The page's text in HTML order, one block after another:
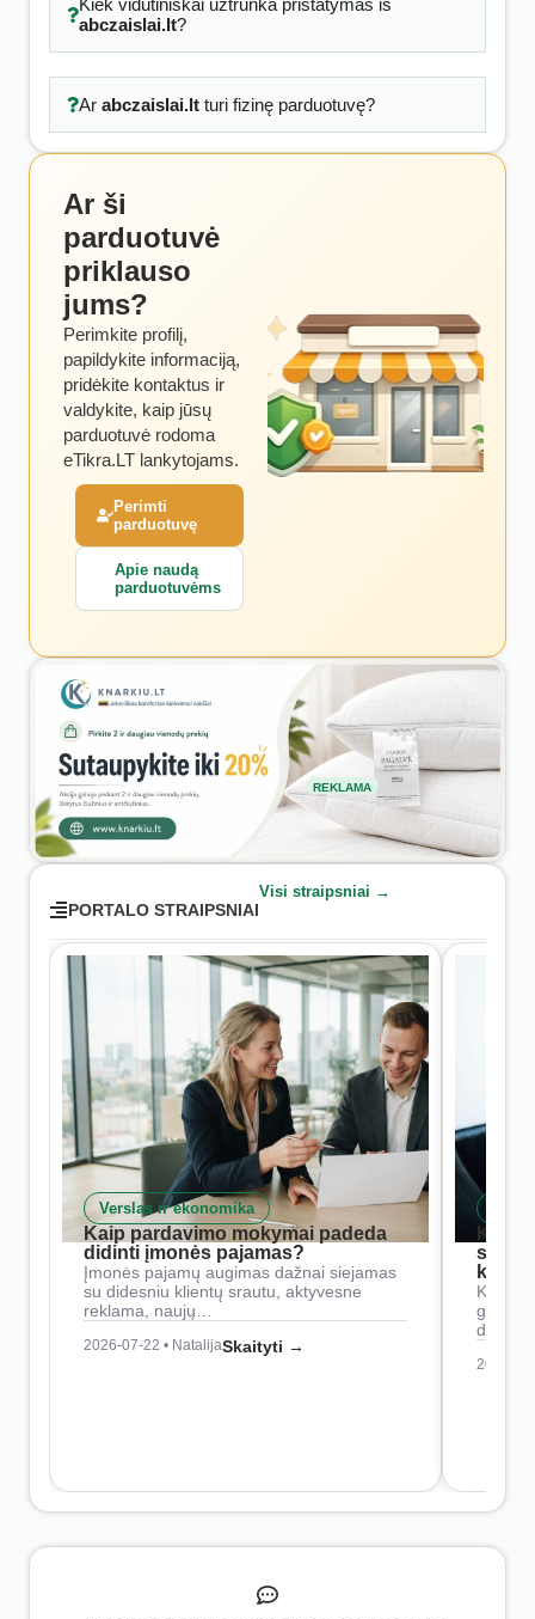
Kiek vidutiniškai užtrunka pristatymas iš
abczaislai.lt?
Ar abczaislai.ltturi fizinę parduotuvę?
Ar ši
parduotuvė
priklauso
jums?
Perimkite profilį,
papildykite informaciją,
pridėkite kontaktus ir
valdykite, kaip jūsų
parduotuvė rodoma
eTikra.LT lankytojams.
Perimti
parduotuvę
Apie naudą
parduotuvėms
REKLAMA
PORTALO STRAIPSNIAI
Visi straipsniai →
Verslas ir ekonomika
Kaip pardavimo mokymai padeda
didinti įmonės pajamas?
Įmonės pajamų augimas dažnai siejamas
su didesniu klientų srautu, aktyvesne
reklama, naujų…
2026-07-22 • NatalijaSkaityti →
Kaip
2026-